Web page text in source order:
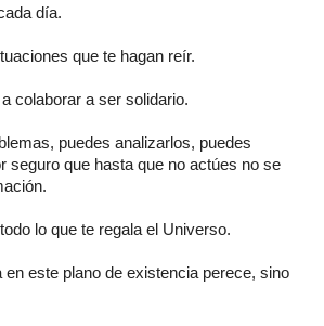
día.
que te hagan reír.
colaborar a ser solidario.
puedes analizarlos, puedes
seguro que hasta que no actúes no se
lo que te regala el Universo.
en este plano de existencia perece, sino